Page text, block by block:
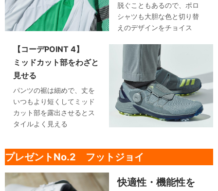
脱ぐこともあるので、ポロ
シャツも大胆な色と切り替
えのデザインをチョイス
【コーデPOINT 4】
ミッドカット部をわざと
見せる
パンツの裾は細めで、丈を
いつもより短くしてミッド
カット部を露出させるとス
タイルよく見える
プレゼントNo.2 フットジョイ
快適性・機能性を